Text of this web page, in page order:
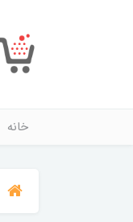
خانه